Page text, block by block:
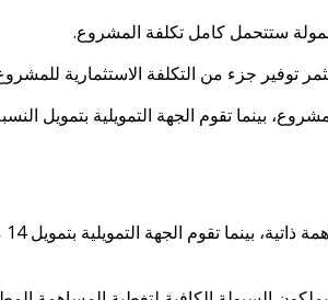
ستتحمل كامل تكلفة المشروع.
توفير جزء من التكلفة الاستثمارية
المطلوبة بين 25% و50% من إجمالي تكلفة المشروع، بينما تقوم